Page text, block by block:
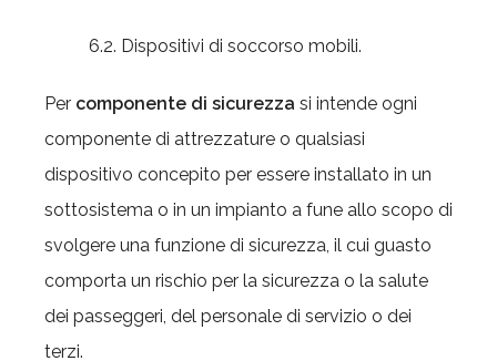
6.2. Dispositivi di soccorso mobili.
Per componente di sicurezza si intende ogni
componente di attrezzature o qualsiasi
dispositivo concepito per essere installato in un
sottosistema o in un impianto a fune allo scopo di
svolgere una funzione di sicurezza, il cui guasto
comporta un rischio per la sicurezza o la salute
dei passeggeri, del personale di servizio o dei
terzi.